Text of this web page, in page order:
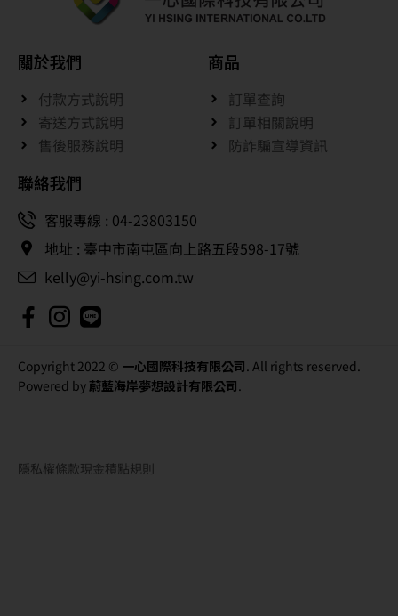
關於我們
付款方式說明
寄送方式說明
售後服務說明
商品
訂單查詢
訂單相關說明
防詐騙宣導資訊
聯絡我們
客服專線 : 04-23803150
地址 : 臺中市南屯區向上路五段598-17號
kelly@yi-hsing.com.tw
Copyright 2022 © 一心國際科技有限公司. All rights reserved.
Powered by 蔚藍海岸夢想設計有限公司.
隱私權條款現金積點規則